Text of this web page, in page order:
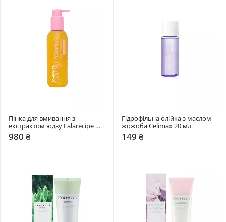
Пінка для вмивання з
екстрактом юдзу Lalarecipe
200 мл
980 ₴
Гідрофільна олійка з маслом
жожоба Celimax 20 мл
149 ₴